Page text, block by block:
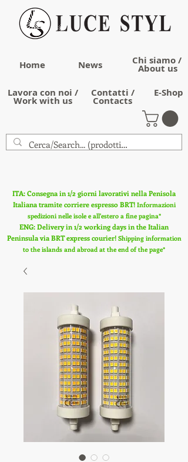
Home News Chi siamo /
About us
Lavora con noi /
Work with us
Contatti /
Contacts
E-Shop
ITA: Consegna in 1/2 giorni lavorativi nella Penisola
Italiana tramite corriere espresso BRT! Informazioni
spedizioni nelle isole e all'estero a fine pagina*
ENG: Delivery in 1/2 working days in the Italian
Peninsula via BRT express courier! Shipping information
to the islands and abroad at the end of the page*